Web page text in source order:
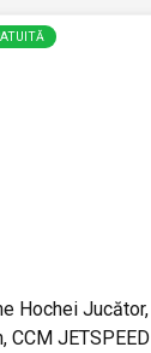
Hochei Jucător,
CCM JETSPEED